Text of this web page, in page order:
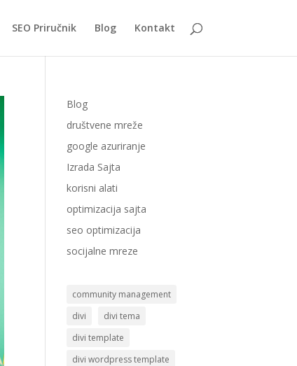
SEO Priručnik Blog Kontakt
Blog
društvene mreže
google azuriranje
Izrada Sajta
korisni alati
optimizacija sajta
seo optimizacija
socijalne mreze
community management
divi
divi tema
divi template
divi wordpress template